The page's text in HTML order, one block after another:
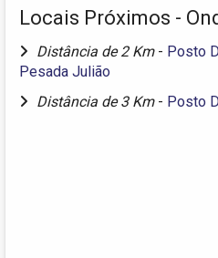
Locais Próximos -
Distância de 2 Km - Posto
Pesada Julião
Distância de 3 Km - Posto